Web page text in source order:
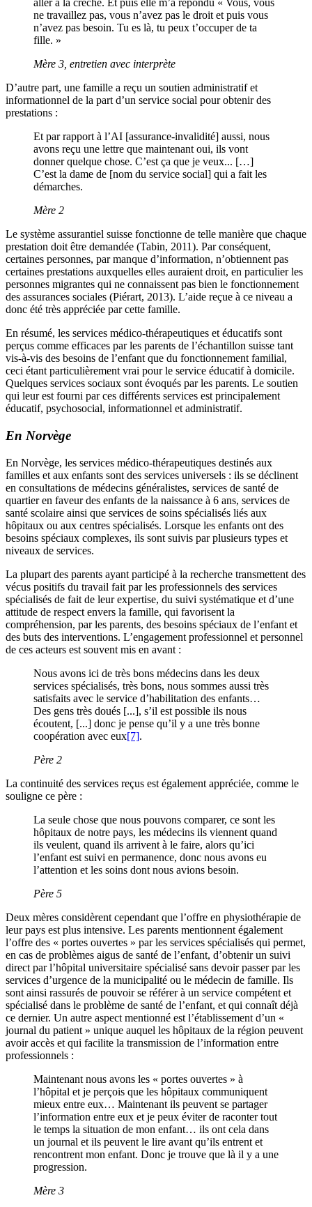
aller à la crèche. Et puis elle m’a répondu « Vous, vous
ne travaillez pas, vous n’avez pas le droit et puis vous
n’avez pas besoin. Tu es là, tu peux t’occuper de ta
fille. »
Mère 3, entretien avec interprète
D’autre part, une famille a reçu un soutien administratif et
informationnel de la part d’un service social pour obtenir des
prestations :
Et par rapport à l’AI [assurance-invalidité] aussi, nous
avons reçu une lettre que maintenant oui, ils vont
donner quelque chose. C’est ça que je veux... […]
C’est la dame de [nom du service social] qui a fait les
démarches.
Mère 2
Le système assurantiel suisse fonctionne de telle manière que chaque
prestation doit être demandée (Tabin, 2011). Par conséquent,
certaines personnes, par manque d’information, n’obtiennent pas
certaines prestations auxquelles elles auraient droit, en particulier les
personnes migrantes qui ne connaissent pas bien le fonctionnement
des assurances sociales (Piérart, 2013). L’aide reçue à ce niveau a
donc été très appréciée par cette famille.
En résumé, les services médico-thérapeutiques et éducatifs sont
perçus comme efficaces par les parents de l’échantillon suisse tant
vis-à-vis des besoins de l’enfant que du fonctionnement familial,
ceci étant particulièrement vrai pour le service éducatif à domicile.
Quelques services sociaux sont évoqués par les parents. Le soutien
qui leur est fourni par ces différents services est principalement
éducatif, psychosocial, informationnel et administratif.
En Norvège
En Norvège, les services médico-thérapeutiques destinés aux
familles et aux enfants sont des services universels : ils se déclinent
en consultations de médecins généralistes, services de santé de
quartier en faveur des enfants de la naissance à 6 ans, services de
santé scolaire ainsi que services de soins spécialisés liés aux
hôpitaux ou aux centres spécialisés. Lorsque les enfants ont des
besoins spéciaux complexes, ils sont suivis par plusieurs types et
niveaux de services.
La plupart des parents ayant participé à la recherche transmettent des
vécus positifs du travail fait par les professionnels des services
spécialisés de fait de leur expertise, du suivi systématique et d’une
attitude de respect envers la famille, qui favorisent la
compréhension, par les parents, des besoins spéciaux de l’enfant et
des buts des interventions. L’engagement professionnel et personnel
de ces acteurs est souvent mis en avant :
Nous avons ici de très bons médecins dans les deux
services spécialisés, très bons, nous sommes aussi très
satisfaits avec le service d’habilitation des enfants…
Des gens très doués [...], s’il est possible ils nous
écoutent, [...] donc je pense qu’il y a une très bonne
coopération avec eux[7].
Père 2
La continuité des services reçus est également appréciée, comme le
souligne ce père :
La seule chose que nous pouvons comparer, ce sont les
hôpitaux de notre pays, les médecins ils viennent quand
ils veulent, quand ils arrivent à le faire, alors qu’ici
l’enfant est suivi en permanence, donc nous avons eu
l’attention et les soins dont nous avions besoin.
Père 5
Deux mères considèrent cependant que l’offre en physiothérapie de
leur pays est plus intensive. Les parents mentionnent également
l’offre des « portes ouvertes » par les services spécialisés qui permet,
en cas de problèmes aigus de santé de l’enfant, d’obtenir un suivi
direct par l’hôpital universitaire spécialisé sans devoir passer par les
services d’urgence de la municipalité ou le médecin de famille. Ils
sont ainsi rassurés de pouvoir se référer à un service compétent et
spécialisé dans le problème de santé de l’enfant, et qui connaît déjà
ce dernier. Un autre aspect mentionné est l’établissement d’un «
journal du patient » unique auquel les hôpitaux de la région peuvent
avoir accès et qui facilite la transmission de l’information entre
professionnels :
Maintenant nous avons les « portes ouvertes » à
l’hôpital et je perçois que les hôpitaux communiquent
mieux entre eux… Maintenant ils peuvent se partager
l’information entre eux et je peux éviter de raconter tout
le temps la situation de mon enfant… ils ont cela dans
un journal et ils peuvent le lire avant qu’ils entrent et
rencontrent mon enfant. Donc je trouve que là il y a une
progression.
Mère 3